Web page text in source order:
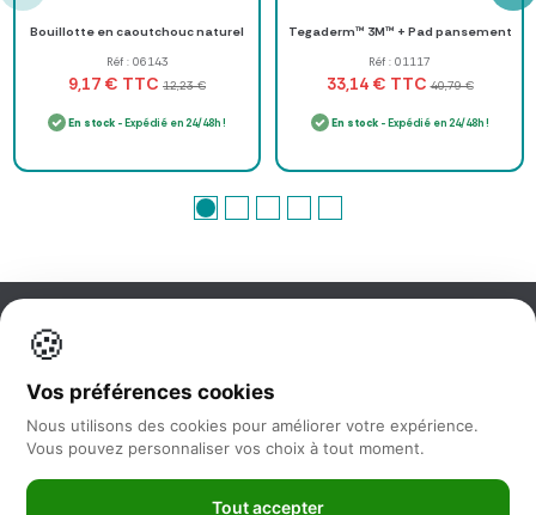
Bouillotte en caoutchouc naturel
Réf : 06143
9,17 € TTC 12,23 €
En stock - Expédié en 24/48h !
Tegaderm™ 3M™ + Pad pansement
Réf : 01117
33,14 € TTC 40,79 €
En stock- Expédié en 24/48h !
Information
Nos services
🍪
Vos préférences cookies
Nous utilisons des cookies pour améliorer votre expérience.
Vous pouvez personnaliser vos choix à tout moment.
Tout accepter